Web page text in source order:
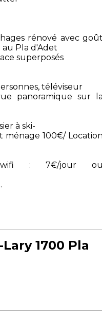
rénové avec
au Pla d'Adet
superposés
téléviseur
panoramique sur
à ski-
ménage 100€/
wifi : 7€/jour
1700 Pla